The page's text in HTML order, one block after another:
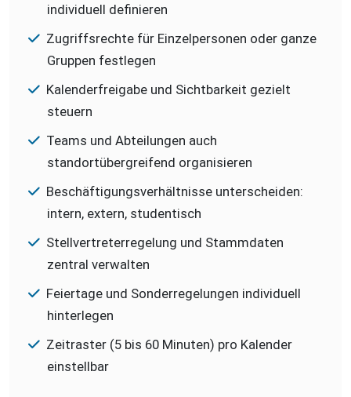
individuell definieren
Zugriffsrechte für Einzelpersonen oder ganze
Gruppen festlegen
Kalenderfreigabe und Sichtbarkeit gezielt
steuern
Teams und Abteilungen auch
standortübergreifend organisieren
Beschäftigungsverhältnisse unterscheiden:
intern, extern, studentisch
Stellvertreterregelung und Stammdaten
zentral verwalten
Feiertage und Sonderregelungen individuell
hinterlegen
Zeitraster (5 bis 60 Minuten) pro Kalender
einstellbar